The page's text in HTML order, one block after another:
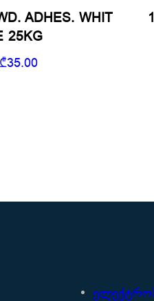
ADHES. WHIT
25KG
₾35.00